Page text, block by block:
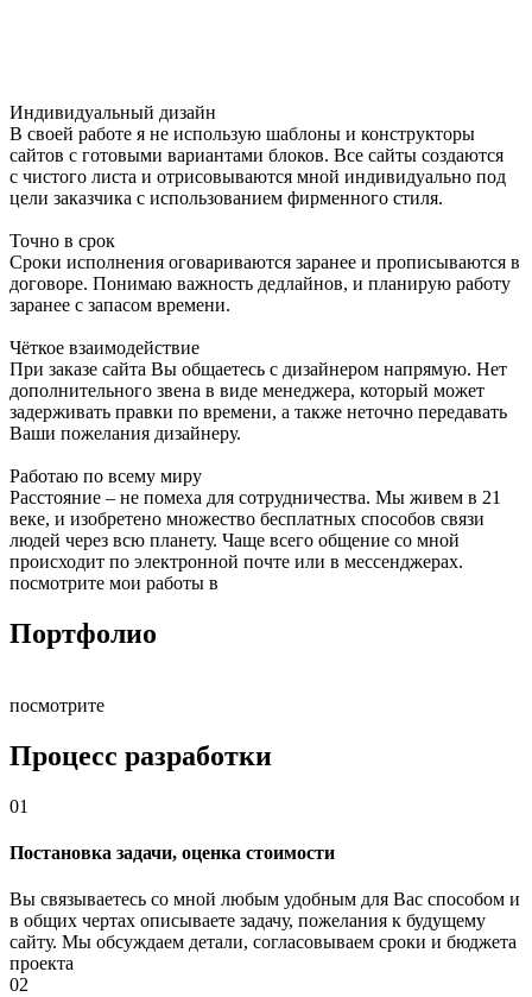
Индивидуальный дизайн
В своей работе я не использую шаблоны и конструкторы
сайтов с готовыми вариантами блоков. Все сайты создаются
с чистого листа и отрисовываются мной индивидуально под
цели заказчика с использованием фирменного стиля.
Точно в срок
Сроки исполнения оговариваются заранее и прописываются в
договоре. Понимаю важность дедлайнов, и планирую работу
заранее с запасом времени.
Чёткое взаимодействие
При заказе сайта Вы общаетесь с дизайнером напрямую. Нет
дополнительного звена в виде менеджера, который может
задерживать правки по времени, а также неточно передавать
Ваши пожелания дизайнеру.
Работаю по всему миру
Расстояние – не помеха для сотрудничества. Мы живем в 21
веке, и изобретено множество бесплатных способов связи
людей через всю планету. Чаще всего общение со мной
происходит по электронной почте или в мессенджерах.
посмотрите мои работы в
Портфолио
посмотрите
Процесс разработки
01
Постановка задачи, оценка стоимости
Вы связываетесь со мной любым удобным для Вас способом и
в общих чертах описываете задачу, пожелания к будущему
сайту. Мы обсуждаем детали, согласовываем сроки и бюджета
проекта
02